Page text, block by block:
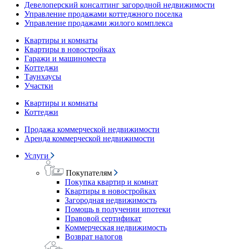
Девелоперский консалтинг загородной недвижимости
Управление продажами коттеджного поселка
Управление продажами жилого комплекса
Квартиры и комнаты
Квартиры в новостройках
Гаражи и машиноместа
Коттеджи
Таунхаусы
Участки
Квартиры и комнаты
Коттеджи
Продажа коммерческой недвижимости
Аренда коммерческой недвижимости
Услуги
Покупателям
Покупка квартир и комнат
Квартиры в новостройках
Загородная недвижимость
Помощь в получении ипотеки
Правовой сертификат
Коммерческая недвижимость
Возврат налогов